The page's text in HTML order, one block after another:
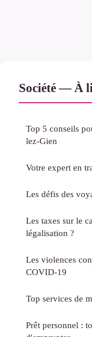
Société — À
Top 5 conseils
lez-Gien
Votre expert en
Les défis des
Les taxes sur le
légalisation ?
Les violences
COVID-19
Top services de
Prêt personnel :